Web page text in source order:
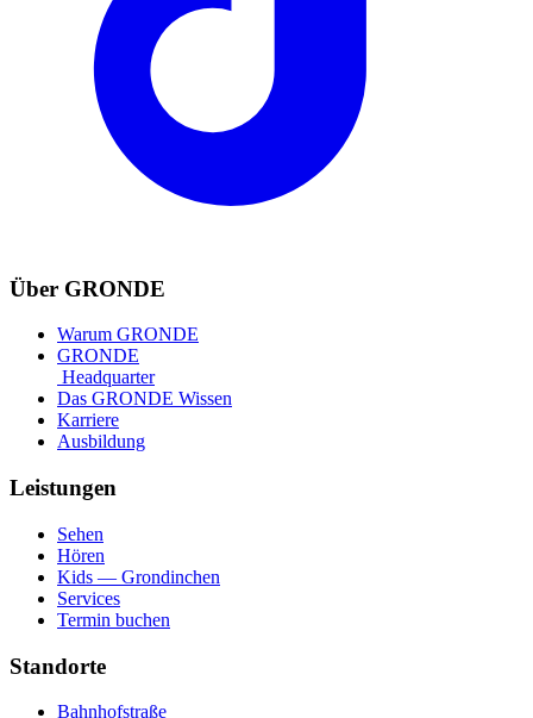
Über GRONDE
Warum GRONDE
GRONDE
Headquarter
Das GRONDE Wissen
Karriere
Ausbildung
Leistungen
Sehen
Hören
Kids — Grondinchen
Services
Termin buchen
Standorte
Bahnhofstraße